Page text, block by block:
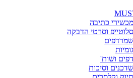
מכשירי כתיבה
סלוטייפ וסרטי הדבקה
שמרדפים
גומיות
דפים ושות'
שדכנים וסיכות